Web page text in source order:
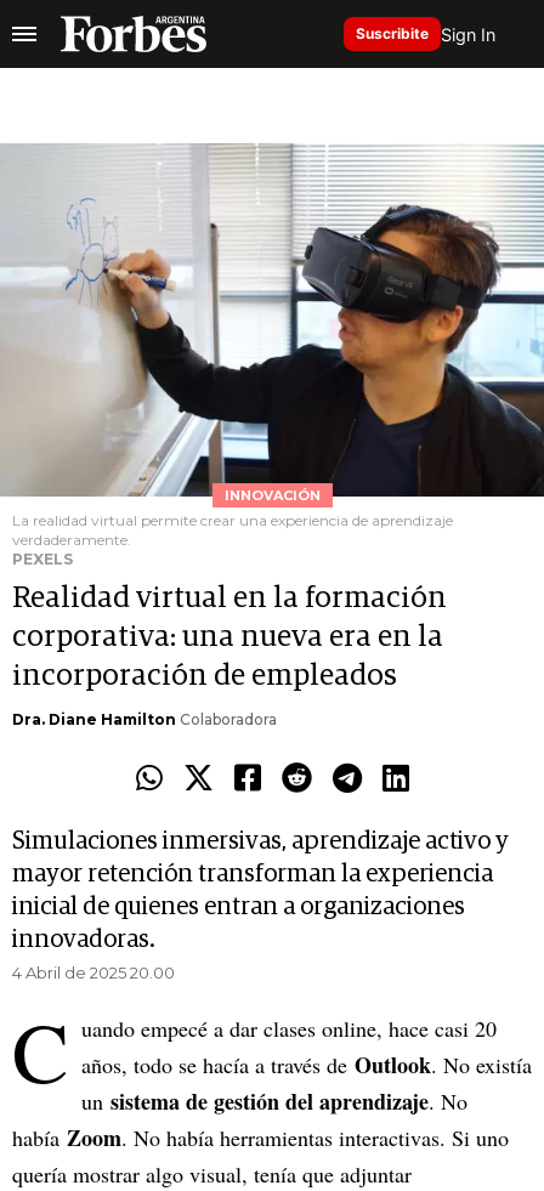
Suscribite Sign In
INNOVACIÓN
La realidad virtual permite crear una experiencia de aprendizaje
verdaderamente.
PEXELS
Realidad virtual en la formación
corporativa: una nueva era en la
incorporación de empleados
Dra. Diane Hamilton Colaboradora
Simulaciones inmersivas, aprendizaje activo y
mayor retención transforman la experiencia
inicial de quienes entran a organizaciones
innovadoras.
4 Abril de 2025 20.00
C uando empecé a dar clases online, hace casi 20
años, todo se hacía a través de Outlook. No existía
un sistema de gestión del aprendizaje. No
había Zoom. No había herramientas interactivas. Si uno
quería mostrar algo visual, tenía que adjuntar